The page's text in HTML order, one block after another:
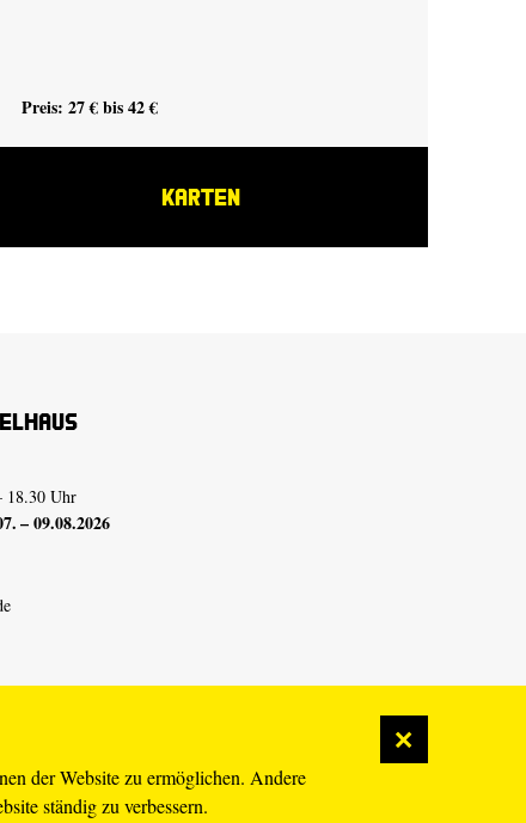
der Website zu ermöglichen. Andere
ständig zu verbessern.
Preis: 27 € bis 42 €
KARTEN
18.30 Uhr
– 09.08.2026